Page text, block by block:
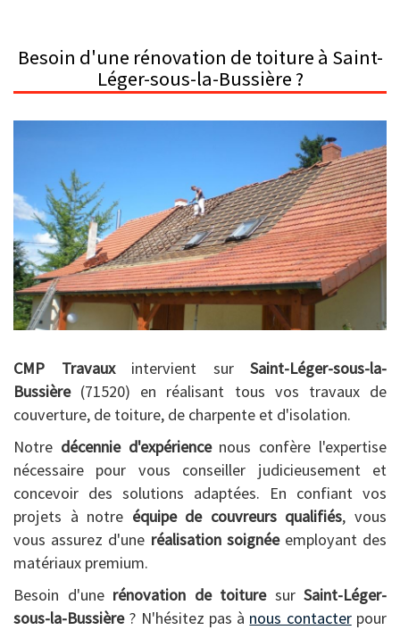
Besoin d'une rénovation de toiture à Saint-
Léger-sous-la-Bussière ?
CMP Travauxintervient sur Saint-Léger-sous-la-
Bussière(71520) en réalisant tous vos travaux de
couverture, de toiture, de charpente et d'isolation.
Notre décennie d'expériencenous confère l'expertise
nécessaire pour vous conseiller judicieusement et
concevoir des solutions adaptées. En confiant vos
projets à notre équipe de couvreurs qualifiés, vous
vous assurez d'une réalisation soignéeemployant des
matériaux premium.
Besoin d'une rénovation de toituresur Saint-Léger-
sous-la-Bussière? N'hésitez pas à nous contacterpour